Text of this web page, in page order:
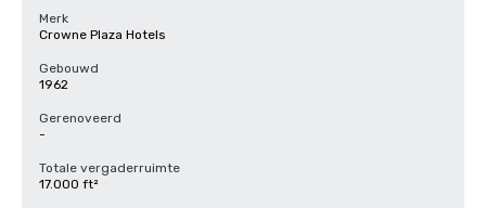
Merk
Crowne Plaza Hotels
Gebouwd
1962
Gerenoveerd
-
Totale vergaderruimte
17.000 ft²